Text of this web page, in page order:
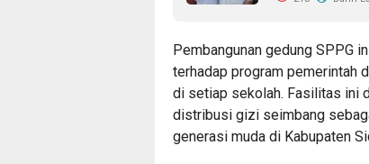
Pembangunan gedung SPPG
terhadap program pemerintah
di setiap sekolah. Fasilitas ini
distribusi gizi seimbang
generasi muda di Kabupaten